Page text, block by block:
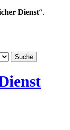
Dienst“.